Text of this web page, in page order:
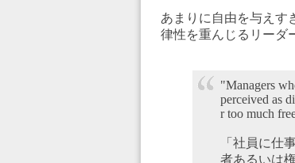
あまりに自由を与えす
律性を重んじるリーダ
"Managers
perceived as
r too much
「社員に仕
者あるいは